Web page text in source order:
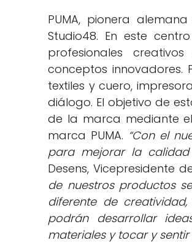
PUMA, pionera
Studio48. En este
profesionales
conceptos
textiles y cuero,
diálogo. El objetivo de
de la marca mediante
marca PUMA. “Con el
para mejorar la
Desens, Vicepresidente
de nuestros productos
diferente de
podrán desarrollar
materiales y tocar y